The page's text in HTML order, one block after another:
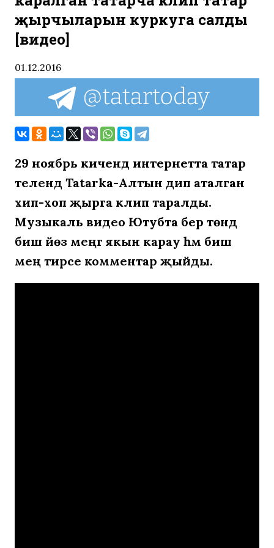
җырчыларын куркуга салды
[видео]
01.12.2016
29 ноябрь кичендә интернетта татар
телендә Tatarka-Алтын дип аталган
хип-хоп җырга клип таралды.
Музыкаль видео Ютубта бер төндә
биш йөз меңгә якын карау һәм биш
мең тирәсе комментар җыйды.